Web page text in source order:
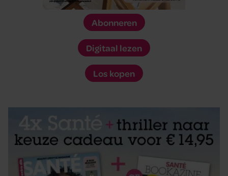
Abonneren
Digitaal lezen
Los kopen